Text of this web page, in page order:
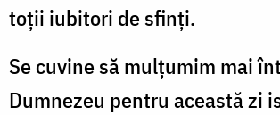
pr.
Cluci
toții iubitori de sfinți.
Se cuvine să mulțumim mai
Dumnezeu pentru această zi